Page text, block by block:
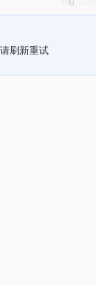
刷新重试